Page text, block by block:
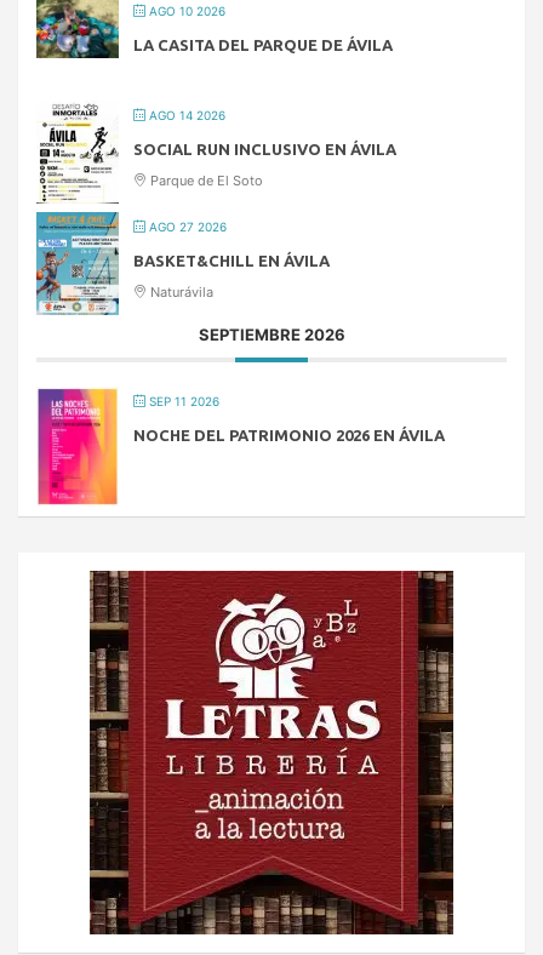
AGO 10 2026
LA CASITA DEL PARQUE DE ÁVILA
AGO 14 2026
SOCIAL RUN INCLUSIVO EN ÁVILA
Parque de El Soto
AGO 27 2026
BASKET&CHILL EN ÁVILA
Naturávila
SEPTIEMBRE 2026
SEP 11 2026
NOCHE DEL PATRIMONIO 2026 EN ÁVILA